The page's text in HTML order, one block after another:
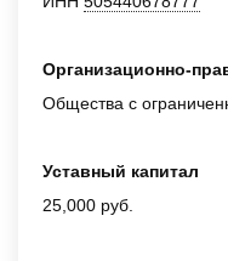
Организационно-
Общества с
Уставный капитал
25,000 руб.